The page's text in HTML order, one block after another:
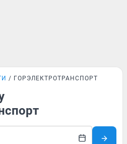
ГОРЭЛЕКТРОТРАНСПОРТ